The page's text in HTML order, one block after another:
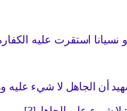
استقرت عليه
أن الجاهل لا شيء عليه